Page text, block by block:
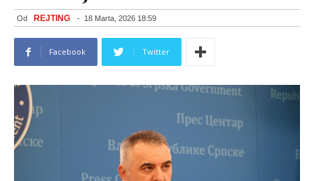
Od REJTING - 18 Marta, 2026 18:59
Facebook Twitter